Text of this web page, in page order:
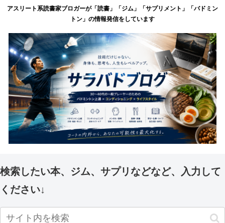
アスリート系読書家ブロガーが「読書」「ジム」「サプリメント」「バドミン
トン」の情報発信をしています
検索したい本、ジム、サプリなどなど、入力して
ください↓